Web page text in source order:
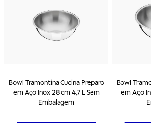
Bowl Tramontina Cucina Preparo
em Aço Inox 28 cm 4,7 L Sem
Embalagem
Bowl
em Aço